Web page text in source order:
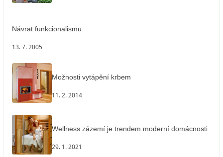
Návrat funkcionalismu
13. 7. 2005
Možnosti vytápění krbem
11. 2. 2014
Wellness zázemí je trendem moderní domácnosti
29. 1. 2021